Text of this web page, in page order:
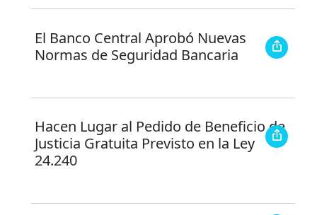
El Banco Central Aprobó Nuevas
Normas de Seguridad Bancaria
Hacen Lugar al Pedido de Beneficio de
Justicia Gratuita Previsto en la Ley
24.240